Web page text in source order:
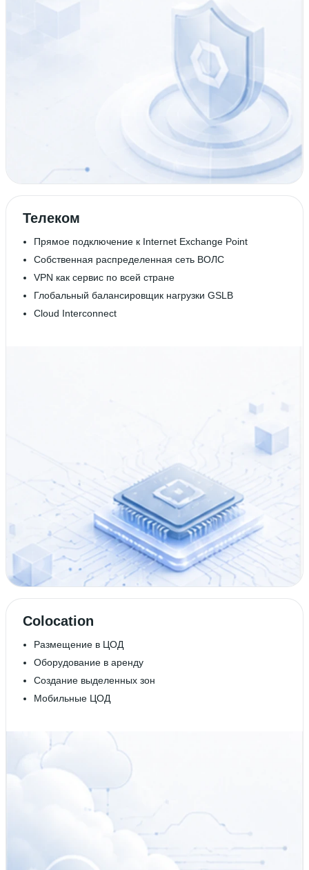
Телеком
Прямое подключение к Internet Exchange Point
Собственная распределенная сеть ВОЛС
VPN как сервис по всей стране
Глобальный балансировщик нагрузки GSLB
Cloud Interconnect
Colocation
Размещение в ЦОД
Оборудование в аренду
Создание выделенных зон
Мобильные ЦОД